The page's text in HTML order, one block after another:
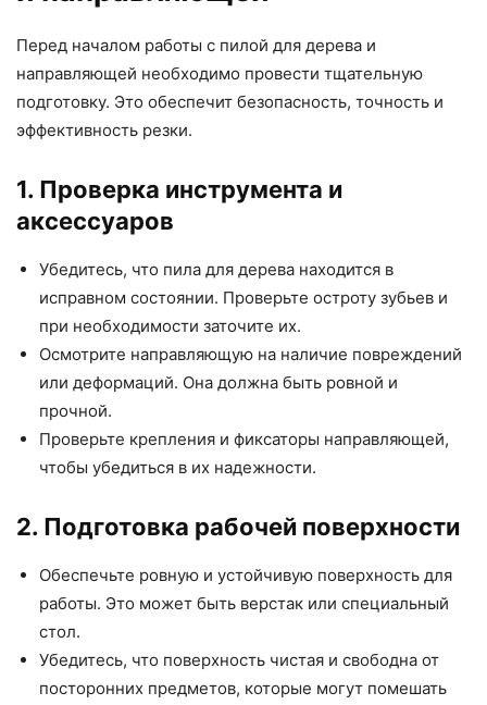
Перед началом работы с пилой для дерева и
направляющей необходимо провести тщательную
подготовку. Это обеспечит безопасность, точность и
эффективность резки.
1. Проверка инструмента и
аксессуаров
Убедитесь, что пила для дерева находится в
исправном состоянии. Проверьте остроту зубьев и
при необходимости заточите их.
Осмотрите направляющую на наличие повреждений
или деформаций. Она должна быть ровной и
прочной.
Проверьте крепления и фиксаторы направляющей,
чтобы убедиться в их надежности.
2. Подготовка рабочей поверхности
Обеспечьте ровную и устойчивую поверхность для
работы. Это может быть верстак или специальный
стол.
Убедитесь, что поверхность чистая и свободна от
посторонних предметов, которые могут помешать